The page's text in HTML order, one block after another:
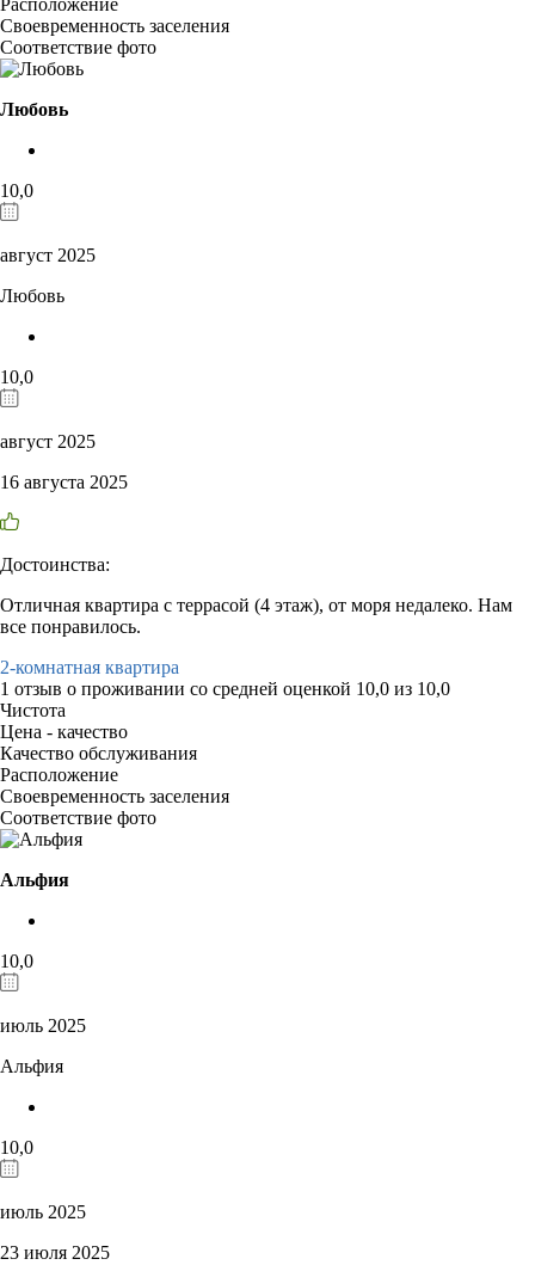
Своевременность заселения
Соответствие фото
Любовь
10,0
август 2025
Любовь
10,0
август 2025
16 августа 2025
Достоинства:
Отличная квартира с террасой (4 этаж), от моря недалеко. Нам
все понравилось.
2-комнатная квартира
1 отзыв о проживании со средней оценкой 10,0 из 10,0
Чистота
Цена - качество
Качество обслуживания
Расположение
Своевременность заселения
Соответствие фото
Альфия
10,0
июль 2025
Альфия
10,0
июль 2025
23 июля 2025